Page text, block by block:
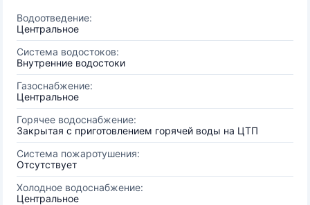
Водоотведение:
Центральное
Система водостоков:
Внутренние водостоки
Газоснабжение:
Центральное
Горячее водоснабжение:
Закрытая с приготовлением горячей воды на ЦТП
Система пожаротушения:
Отсутствует
Холодное водоснабжение:
Центральное